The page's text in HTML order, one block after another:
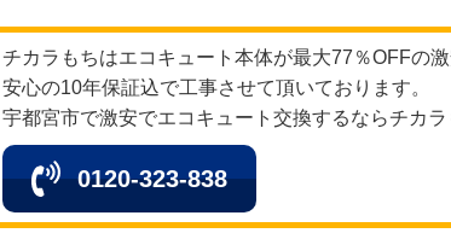
チカラもちはエコキュート本体が最大77％OFFの激
安心の10年保証込で工事させて頂いております。
宇都宮市で激安でエコキュート交換するならチカラ
0120-323-838